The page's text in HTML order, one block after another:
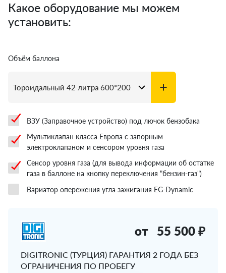
Какое оборудование мы можем
установить:
Объём баллона
ВЗУ (Заправочное устройство) под лючок бензобака
Мультиклапан класса Европа с запорным
электроклапаном и сенсором уровня газа
Сенсор уровня газа (для вывода информации об остатке
газа в баллоне на кнопку переключения "бензин-газ")
Вариатор опережения угла зажигания EG-Dynamic
DIGITRONIC (ТУРЦИЯ) ГАРАНТИЯ 2 ГОДА БЕЗ
ОГРАНИЧЕНИЯ ПО ПРОБЕГУ
от 55 500 ₽